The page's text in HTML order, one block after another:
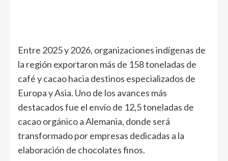
Entre 2025 y 2026, organizaciones indígenas de
la región exportaron más de 158 toneladas de
café y cacao hacia destinos especializados de
Europa y Asia. Uno de los avances más
destacados fue el envío de 12,5 toneladas de
cacao orgánico a Alemania, donde será
transformado por empresas dedicadas a la
elaboración de chocolates finos.